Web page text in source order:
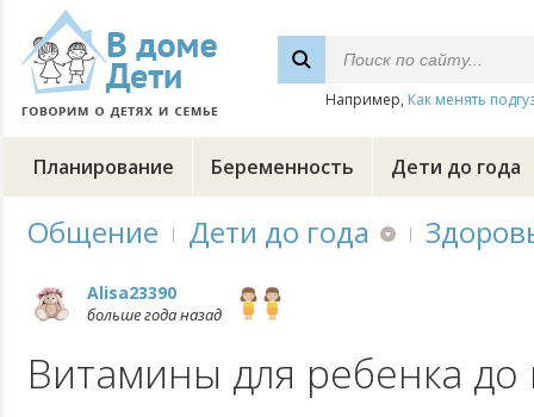
Например, Как менять
Планирование Беременность Дети до года
Общение Дети до года
Alisa23390
больше года назад
Витамины для ребенка до